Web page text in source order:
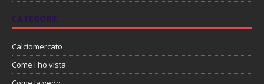
CATEGORIE
Calciomercato
Come l'ho vista